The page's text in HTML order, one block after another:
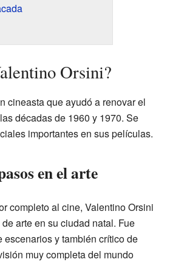
Orsini?
cineasta que ayudó a renovar el
décadas de 1960 y 1970. Se
importantes en sus películas.
en el arte
completo al cine, Valentino Orsini
arte en su ciudad natal. Fue
escenarios y también crítico de
muy completa del mundo